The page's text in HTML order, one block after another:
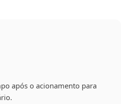
após o acionamento para